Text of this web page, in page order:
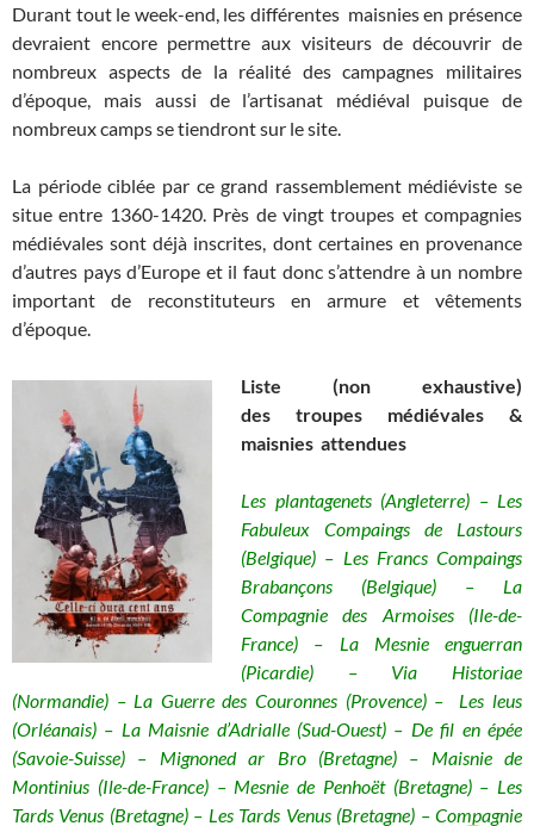
Durant tout le week-end, les différentes maisnies en présence
devraient encore permettre aux visiteurs de découvrir de
nombreux aspects de la réalité des campagnes militaires
d’époque, mais aussi de l’artisanat médiéval puisque de
nombreux camps se tiendront sur le site.
La période ciblée par ce grand rassemblement médiéviste se
situe entre 1360-1420. Près de vingt troupes et compagnies
médiévales sont déjà inscrites, dont certaines en provenance
d’autres pays d’Europe et il faut donc s’attendre à un nombre
important de reconstituteurs en armure et vêtements
d’époque.
Liste (non exhaustive)
des troupes médiévales &
maisnies attendues
Les plantagenets (Angleterre) – Les
Fabuleux Compaings de Lastours
(Belgique) – Les Francs Compaings
Brabançons (Belgique) – La
Compagnie des Armoises (Ile-de-
France) – La Mesnie enguerran
(Picardie) – Via Historiae
(Normandie) – La Guerre des Couronnes (Provence) – Les leus
(Orléanais) – La Maisnie d’Adrialle (Sud-Ouest) – De fil en épée
(Savoie-Suisse) – Mignoned ar Bro (Bretagne) – Maisnie de
Montinius (Ile-de-France) – Mesnie de Penhoët (Bretagne) – Les
Tards Venus (Bretagne) – Les Tards Venus (Bretagne) – Compagnie